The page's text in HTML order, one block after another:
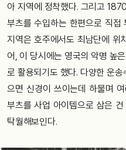
아 지역에 정착했다. 그리고
부츠를 수입하는 한편으로 직접
지역은 호주에서도 최남단에 위
어, 이 당시에는 영국의 악명 높
로 활용되기도 했다. 다양한 운
으면 신경이 쓰이는데 하물며
부츠를 사업 아이템으로 삼은
탁월해보인다.